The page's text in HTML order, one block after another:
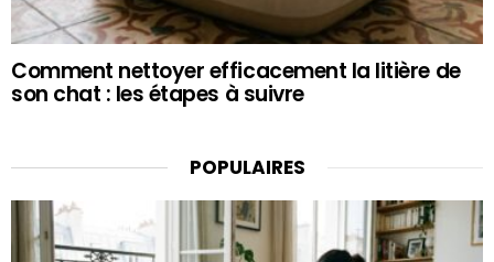
Comment nettoyer efficacement la litière de
son chat : les étapes à suivre
POPULAIRES